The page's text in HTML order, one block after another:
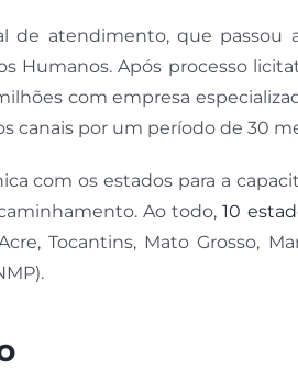
de atendimento, que passou
Humanos. Após processo
com empresa
por um período de 30
com os estados para a
Ao todo,10
Tocantins, Mato Grosso,